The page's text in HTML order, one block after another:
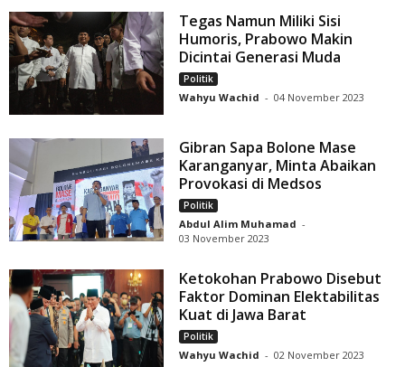
Tegas Namun Miliki Sisi
Humoris, Prabowo Makin
Dicintai Generasi Muda
Politik
Wahyu Wachid - 04 November 2023
Gibran Sapa Bolone Mase
Karanganyar, Minta Abaikan
Provokasi di Medsos
Politik
Abdul Alim Muhamad -
03 November 2023
Ketokohan Prabowo Disebut
Faktor Dominan Elektabilitas
Kuat di Jawa Barat
Politik
Wahyu Wachid - 02 November 2023